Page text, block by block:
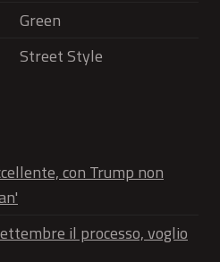
Green
Street Style
con Trump non
il processo, voglio